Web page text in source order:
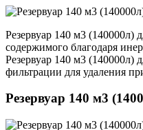
Резервуар 140 м3 (140000л)
содержимого благодаря
Резервуар 140 м3 (140000л)
фильтрации для удаления
Резервуар 140 м3